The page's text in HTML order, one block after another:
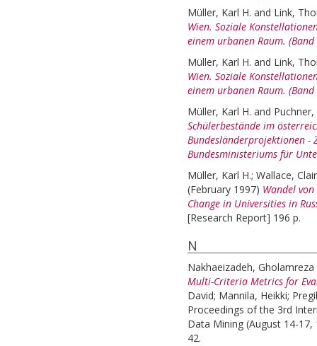
Müller, Karl H. and Link,
Wien. Soziale
einem urbanen Raum. (Band
Müller, Karl H. and Link,
Wien. Soziale
einem urbanen Raum. (Band
Müller, Karl H. and
Schülerbestände im
Bundesländerprojektionen -
Bundesministeriums für
Müller, Karl H.; Wallace,
(February 1997) Wandel
Change in Universities in
[Research Report] 196 p.
N
Nakhaeizadeh, Gholamreza
Multi-Criteria Metrics for
David; Mannila, Heikki;
Proceedings of the 3rd
Data Mining (August 14-
42.